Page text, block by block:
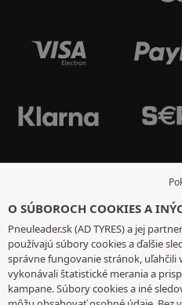
O SÚBOROCH COOKIES A
Pneuleader.sk (AD TYRES) a jej
používajú súbory cookies a ďalšie
správne fungovanie stránok, uľahčili
vykonávali štatistické merania a
kampane. Súbory cookies a iné